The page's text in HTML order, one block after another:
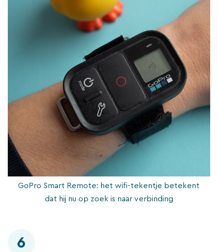
GoPro Smart Remote: het wifi-tekentje betekent
dat hij nu op zoek is naar verbinding
6